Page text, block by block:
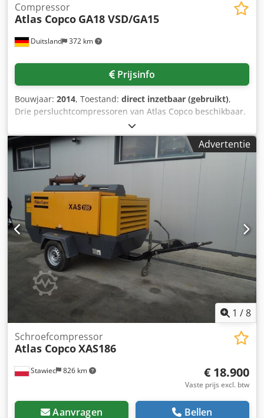
Duitsland 372 km
Compressor
Atlas Copco GA18 VSD/GA15
Prijsinfo
Bouwjaar: 2014, Toestand: direct inzetbaar (gebruikt),
Drie persluchtcompressoren van Atlas Copco beschikbaar.
1) Oliegesmeerde schroefcompressor Atlas Copco GA18
VSD, bouwjaar: 2014, max. bedrijfsdruk: 13 bar, vermogen:
18 kW, max. luchtvolume: 216 m³/u, machinedimensies
L/B/H: ca. 1300 mm / 900 mm / 1500 mm, gewicht: ca. 550
kg, bedrijfsuren: ca. 69000 uur. 2) Oliegesmeerde
schroefcompressor Atlas Copco GA15, bouwjaar: 1998,
max. bedrijfsdruk: 13 bar, vermogen: 15 kW, max.
luchtvolume: 155 m³/u, machinedimensies L/B/H: ca. 1900
mm / 700 mm / 1600 mm, gewicht: ca. 400 kg, bedrijfsuren:
ca. 69000 uur. 3) Oliegesmeerde schroefcompressor Atlas
Copco GA15 als onderdelenleverancier. Documentatie
aanwezig. Bezichtiging ter plaatse is mogelijk. Credpfx
Aezipgvon Isf
Advertentie
1 /8
Stawiec 826 km
Schroefcompressor
Atlas CopcoXAS186
€ 18.900
Vaste prijs excl. btw
Aanvragen Bellen